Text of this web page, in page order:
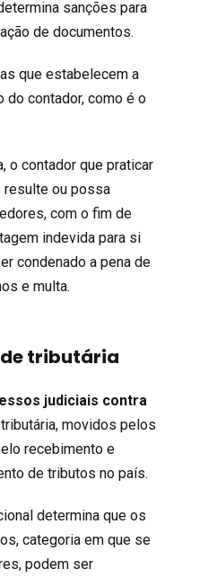
sanções para
de documentos.
que estabelecem a
contador, como é o
o contador que praticar
resulte ou possa
com o fim de
indevida para si
condenado a pena de
e multa.
tributária
judiciais contra
movidos pelos
recebimento e
de tributos no país.
determina que os
categoria em que se
podem ser